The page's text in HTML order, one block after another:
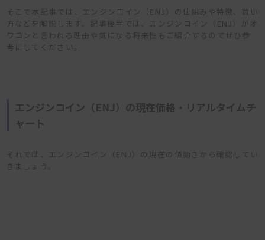
そこで本記事では、エンジンコイン（ENJ）の仕組みや特徴、買い
方などを解説します。記事後半では、エンジンコイン（ENJ）がオ
ワコンと言われる理由や気になる将来性もご紹介するのでぜひ参
考にしてください。
エンジンコイン（ENJ）の現在価格・リアルタイムチ
ャート
それでは、エンジンコイン（ENJ）の現在の値動きから確認してい
きましょう。